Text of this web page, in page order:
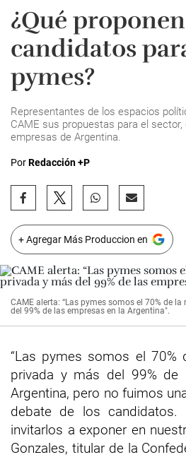
¿Qué
candidatos
pymes?
Representantes de los espacios
CAME sus propuestas para el sector,
empresas de Argentina.
PorRedacción +P
+ Agregar Más Produccion en
CAME alerta: “Las pymes somos el 70% de
del 99% de las empresas en la Argentina".
“Las pymes somos el 70%
privada y más del 99% de
Argentina, pero no fuimos
debate de los candidatos.
invitarlos a exponer en
Gonzales, titular de la